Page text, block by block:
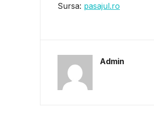
Sursa: pasajul.ro
Admin